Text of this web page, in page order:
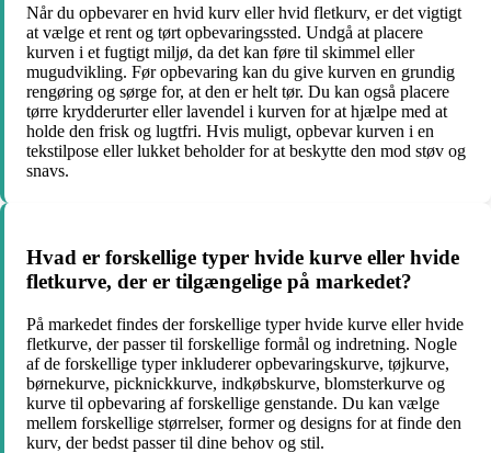
Når du opbevarer en hvid kurv eller hvid fletkurv, er det vigtigt
at vælge et rent og tørt opbevaringssted. Undgå at placere
kurven i et fugtigt miljø, da det kan føre til skimmel eller
mugudvikling. Før opbevaring kan du give kurven en grundig
rengøring og sørge for, at den er helt tør. Du kan også placere
tørre krydderurter eller lavendel i kurven for at hjælpe med at
holde den frisk og lugtfri. Hvis muligt, opbevar kurven i en
tekstilpose eller lukket beholder for at beskytte den mod støv og
snavs.
Hvad er forskellige typer hvide kurve eller hvide
fletkurve, der er tilgængelige på markedet?
På markedet findes der forskellige typer hvide kurve eller hvide
fletkurve, der passer til forskellige formål og indretning. Nogle
af de forskellige typer inkluderer opbevaringskurve, tøjkurve,
børnekurve, picknickkurve, indkøbskurve, blomsterkurve og
kurve til opbevaring af forskellige genstande. Du kan vælge
mellem forskellige størrelser, former og designs for at finde den
kurv, der bedst passer til dine behov og stil.